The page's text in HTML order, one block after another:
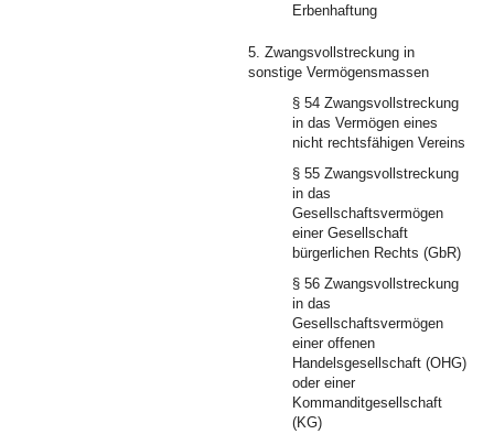
Erbenhaftung
5. Zwangsvollstreckung in
sonstige Vermögensmassen
§ 54 Zwangsvollstreckung
in das Vermögen eines
nicht rechtsfähigen Vereins
§ 55 Zwangsvollstreckung
in das
Gesellschaftsvermögen
einer Gesellschaft
bürgerlichen Rechts (GbR)
§ 56 Zwangsvollstreckung
in das
Gesellschaftsvermögen
einer offenen
Handelsgesellschaft (OHG)
oder einer
Kommanditgesellschaft
(KG)